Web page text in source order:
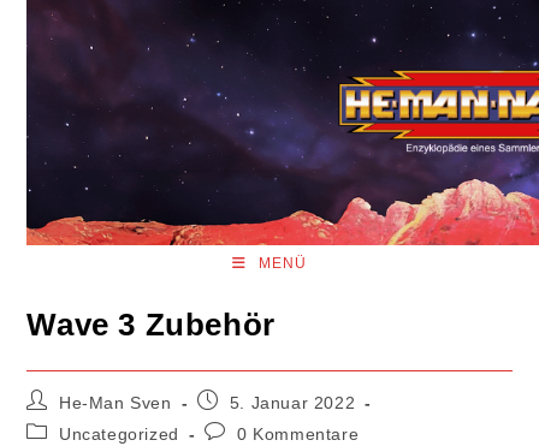
Inhalt
springen
MENÜ
Wave 3 Zubehör
Beitrags-
Autor:
He-Man Sven
Beitrag
veröffentlicht:
5. Januar 2022
Beitrags-
Uncategorized
Beitrags-
0 Kommentare